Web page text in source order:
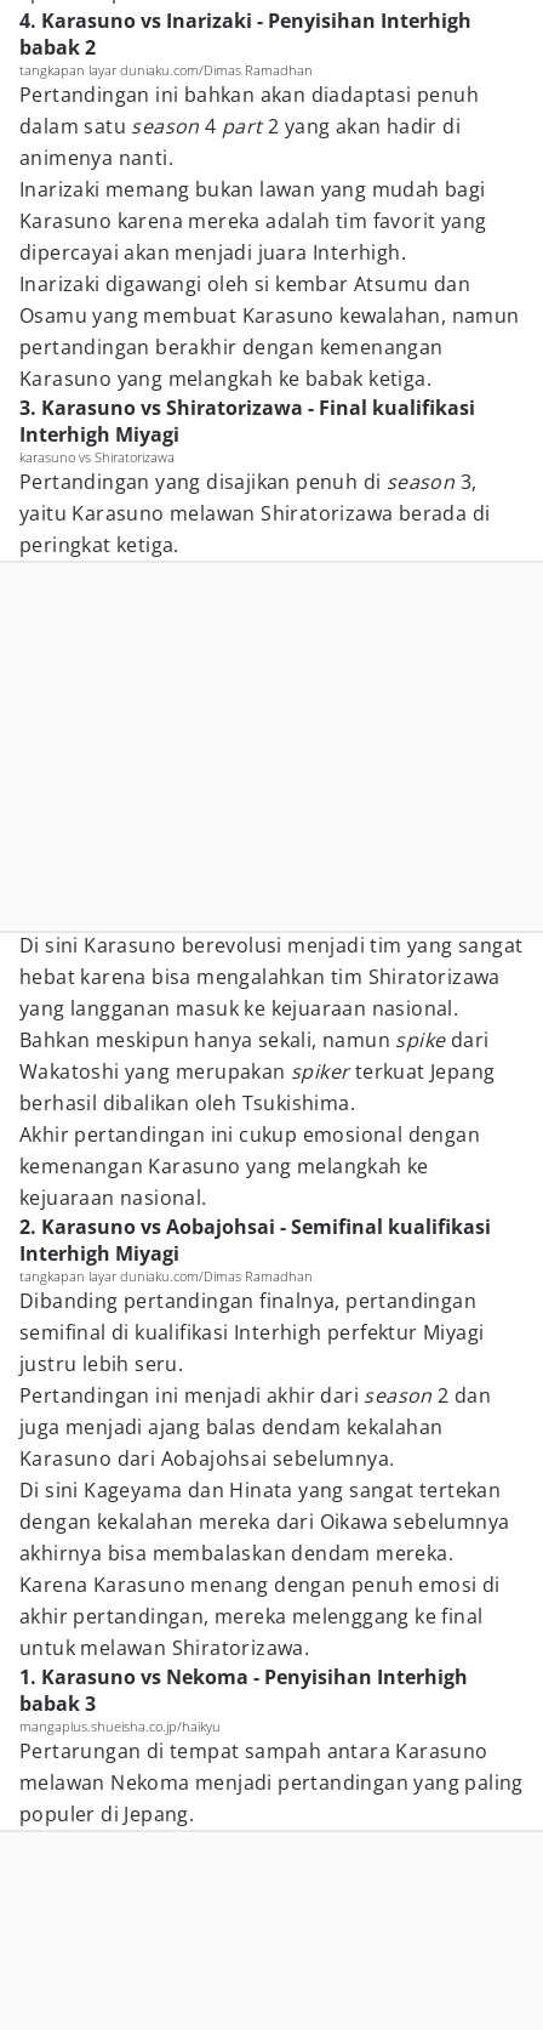
4. Karasuno vs Inarizaki - Penyisihan Interhigh
babak 2
tangkapan layar duniaku.com/Dimas Ramadhan
Pertandingan ini bahkan akan diadaptasi penuh
dalam satu season4 part2 yang akan hadir di
animenya nanti.
Inarizaki memang bukan lawan yang mudah bagi
Karasuno karena mereka adalah tim favorit yang
dipercayai akan menjadi juara Interhigh.
Inarizaki digawangi oleh si kembar Atsumu dan
Osamu yang membuat Karasuno kewalahan, namun
pertandingan berakhir dengan kemenangan
Karasuno yang melangkah ke babak ketiga.
3. Karasuno vs Shiratorizawa - Final kualifikasi
Interhigh Miyagi
karasuno vs Shiratorizawa
Pertandingan yang disajikan penuh di season 3,
yaitu Karasuno melawan Shiratorizawa berada di
peringkat ketiga.
Di sini Karasuno berevolusi menjadi tim yang sangat
hebat karena bisa mengalahkan tim Shiratorizawa
yang langganan masuk ke kejuaraan nasional.
Bahkan meskipun hanya sekali, namun spike dari
Wakatoshi yang merupakan spikerterkuat Jepang
berhasil dibalikan oleh Tsukishima.
Akhir pertandingan ini cukup emosional dengan
kemenangan Karasuno yang melangkah ke
kejuaraan nasional.
2. Karasuno vs Aobajohsai - Semifinal kualifikasi
Interhigh Miyagi
tangkapan layar duniaku.com/Dimas Ramadhan
Dibanding pertandingan finalnya, pertandingan
semifinal di kualifikasi Interhigh perfektur Miyagi
justru lebih seru.
Pertandingan ini menjadi akhir dari season2 dan
juga menjadi ajang balas dendam kekalahan
Karasuno dari Aobajohsai sebelumnya.
Di sini Kageyama dan Hinata yang sangat tertekan
dengan kekalahan mereka dari Oikawa sebelumnya
akhirnya bisa membalaskan dendam mereka.
Karena Karasuno menang dengan penuh emosi di
akhir pertandingan, mereka melenggang ke final
untuk melawan Shiratorizawa.
1. Karasuno vs Nekoma - Penyisihan Interhigh
babak 3
mangaplus.shueisha.co.jp/haikyu
Pertarungan di tempat sampah antara Karasuno
melawan Nekoma menjadi pertandingan yang paling
populer di Jepang.